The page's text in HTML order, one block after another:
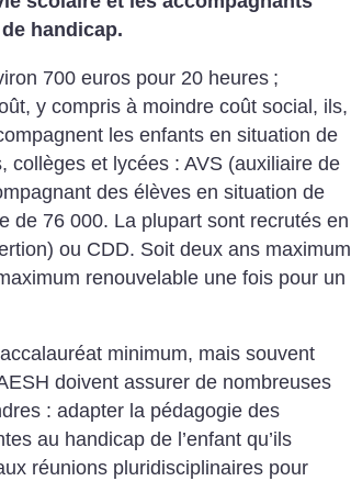
handicap.
700 euros pour 20 heures ;
y compris à moindre coût social, ils,
les enfants en situation de
collèges et lycées : AVS (auxiliaire de
des élèves en situation de
de 76 000. La plupart sont recrutés en
ou CDD. Soit deux ans maximum
renouvelable une fois pour un
minimum, mais souvent
doivent assurer de nombreuses
: adapter la pédagogie des
au handicap de l’enfant qu’ils
réunions pluridisciplinaires pour